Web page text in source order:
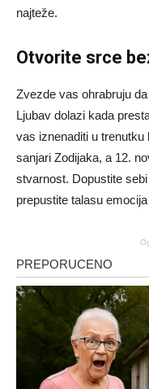
najteže.
Otvorite srce
Zvezde vas ohrabruju
Ljubav dolazi kada
vas iznenaditi u
sanjari Zodijaka, a 12.
stvarnost. Dopustite
prepustite talasu